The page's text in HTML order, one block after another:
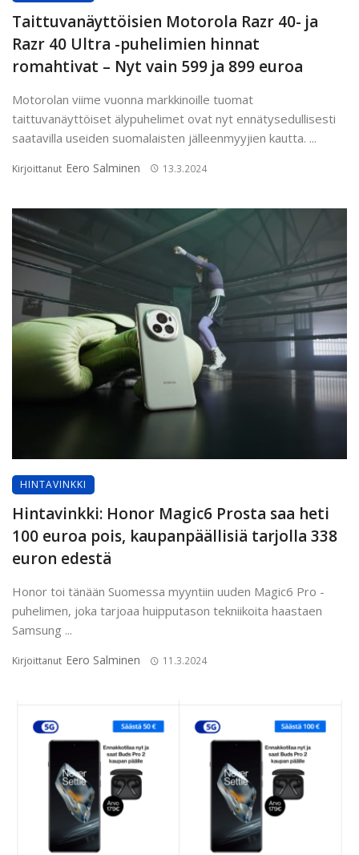
Taittuvanäyttöisien Motorola Razr 40- ja
Razr 40 Ultra -puhelimien hinnat
romahtivat – Nyt vain 599 ja 899 euroa
Motorolan viime vuonna markkinoille tuomat
taittuvanäyttöiset älypuhelimet ovat nyt ennätysedullisesti
saatavilla useiden suomalaisten jälleenmyyjien kautta. ...
Kirjoittanut Eero Salminen 13.3.2024
HINTAVINKKI
Hintavinkki: Honor Magic6 Prosta saa heti
100 euroa pois, kaupanpäällisiä tarjolla 338
euron edestä
Honor toi tänään Suomessa myyntiin uuden Magic6 Pro -
puhelimen, joka tarjoaa huipputason tekniikoita haastaen
Samsung ...
Kirjoittanut Eero Salminen 11.3.2024